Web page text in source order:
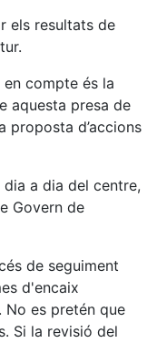
els resultats de
compte és la
aquesta presa de
proposta d’accions
a dia del centre,
Govern de
de seguiment
d'encaix
No es pretén que
Si la revisió del